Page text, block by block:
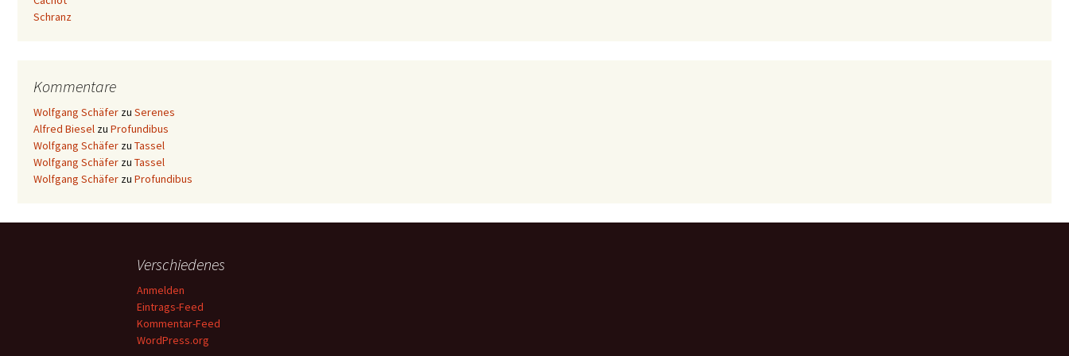
Schranz
Kommentare
Wolfgang Schäfer zu Serenes
Alfred Biesel zu Profundibus
Wolfgang Schäfer zu Tassel
Wolfgang Schäfer zu Tassel
Wolfgang Schäfer zu Profundibus
Verschiedenes
Anmelden
Eintrags-Feed
Kommentar-Feed
WordPress.org